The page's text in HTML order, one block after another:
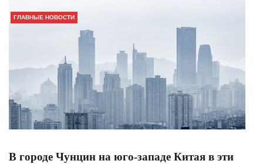
ГЛАВНЫЕ НОВОСТИ
В городе Чунцин на юго-западе Китая в эти